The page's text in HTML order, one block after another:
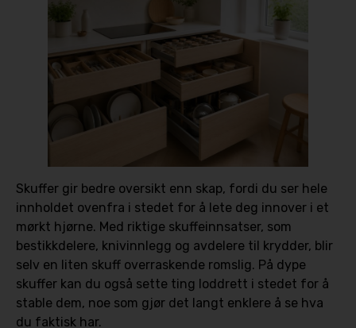
Skuffer gir bedre oversikt enn skap, fordi du ser hele
innholdet ovenfra i stedet for å lete deg innover i et
mørkt hjørne. Med riktige skuffeinnsatser, som
bestikkdelere, knivinnlegg og avdelere til krydder, blir
selv en liten skuff overraskende romslig. På dype
skuffer kan du også sette ting loddrett i stedet for å
stable dem, noe som gjør det langt enklere å se hva
du faktisk har.